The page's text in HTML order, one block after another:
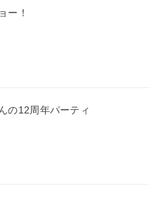
ー！
の12周年パーティ